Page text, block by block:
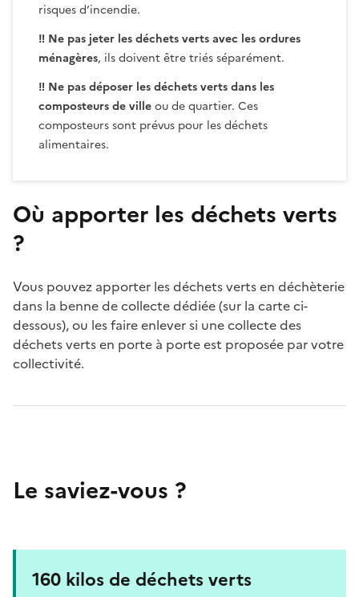
risques d’incendie.
‼️ Ne pas jeter les déchets verts avec les ordures
ménagères, ils doivent être triés séparément.
‼️ Ne pas déposer les déchets vertsdans les
composteurs de villeou de quartier. Ces
composteurs sont prévus pour les déchets
alimentaires.
Où apporter les déchets verts
?
Vous pouvez apporter les déchets verts en déchèterie
dans la benne de collecte dédiée (sur la carte ci-
dessous), ou les faire enlever si une collecte des
déchets verts en porte à porte est proposée par votre
collectivité.
Le saviez-vous ?
160 kilos de déchets verts